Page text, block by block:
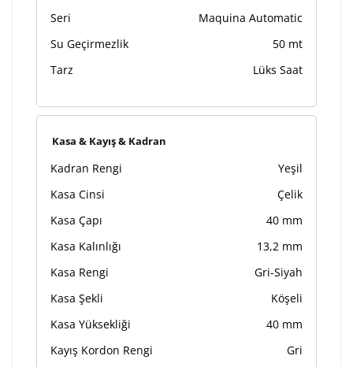
Seri
Maquina Automatic
Su Geçirmezlik
50 mt
Tarz
Lüks Saat
Kasa & Kayış & Kadran
Kadran Rengi
Yeşil
Kasa Cinsi
Çelik
Kasa Çapı
40 mm
Kasa Kalınlığı
13,2 mm
Kasa Rengi
Gri-Siyah
Kasa Şekli
Köşeli
Kasa Yüksekliği
40 mm
Kayış Kordon Rengi
Gri